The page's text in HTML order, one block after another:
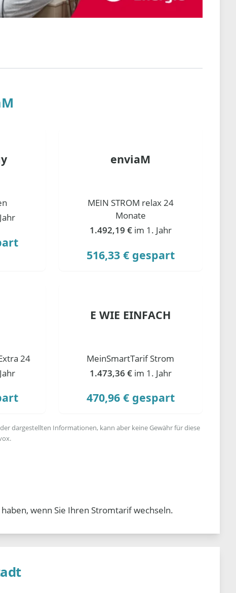
enviaM
MEIN STROM relax 24
Monate
1.492,19 € im 1. Jahr
516,33 € gespart
24
E WIE EINFACH
MeinSmartTarif Strom
1.473,36 € im 1. Jahr
470,96 € gespart
dargestellten Informationen, kann aber keine Gewähr für diese
wenn Sie Ihren Stromtarif wechseln.